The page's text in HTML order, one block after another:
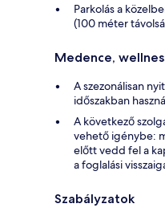
Parkolás a
(100 méter
Medence,
A szezonálisan
időszakban
A következő
vehető igénybe:
előtt vedd fel a
a foglalási
Szabályzatok